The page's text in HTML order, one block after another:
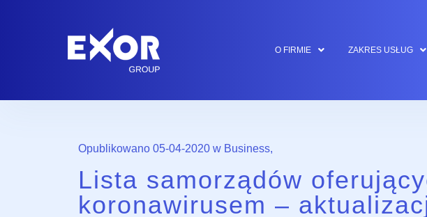
O FIRMIE ZAKRES USŁUG
Opublikowano 05-04-2020 w Business,
Lista samorządów
koronawirusem –